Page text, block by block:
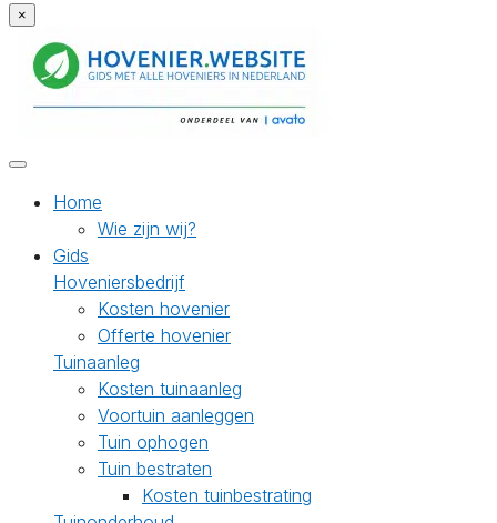
×
Home
Wie zijn wij?
Gids
Hoveniersbedrijf
Kosten hovenier
Offerte hovenier
Tuinaanleg
Kosten tuinaanleg
Voortuin aanleggen
Tuin ophogen
Tuin bestraten
Kosten tuinbestrating